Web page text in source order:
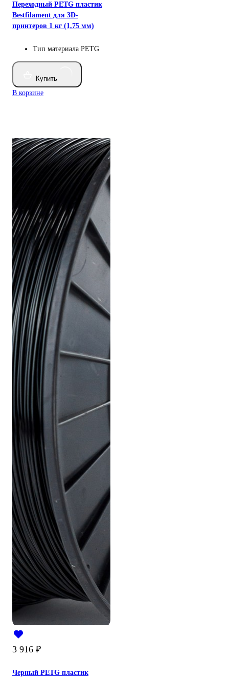
Переходный PETG пластик
Bestfilament для 3D-
принтеров 1 кг (1,75 мм)
Тип материала PETG
Купить
В корзине
3 916 ₽
Черный PETG пластик